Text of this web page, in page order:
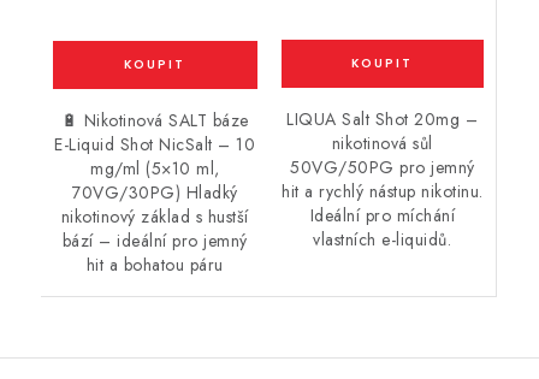
🔋 Nikotinová SALT báze
E-Liquid Shot NicSalt – 10
mg/ml (5×10 ml,
70VG/30PG) Hladký
nikotinový základ s hustší
bází – ideální pro jemný
hit a bohatou páru
LIQUA Salt Shot 20mg –
nikotinová sůl
50VG/50PG pro jemný
hit a rychlý nástup nikotinu.
Ideální pro míchání
vlastních e-liquidů.